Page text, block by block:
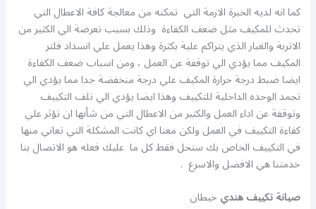
كما انه لديه الخبرة الازمة التي تمكنه من معالجة كافة الاعطال التي
تحدث للمكيف مثل ضعف الكفاءة وذلك بسبب تعرضة الي الكثير من
الاتربة والغبار الذي يتراكم علية بكثرة وهذا يعمل علي انسداد فلتر
المكيف مما يؤدي الي توقفة عن العمل ، ومن اسباب ضعف الكفاءة
ايضا ضبط درجة حرارة المكيف علي درجة منخفضة جدا مما يؤدي الي
تجمد الوحده الداخلية للتكييف وهذا ايضا يؤدي الي تلف التكييف
وتوقفة عن اداء العمل والكثير من الاعطال التي من شأنها ان تؤثر علي
كفاءة التكييف في العمل ولكن معنا اي كانت المشكلة التي تعاني منها
في التكييف الخاص بك ستحل فقط كل ما عليك فعله هو الاتصال بنا
خدمتنا هي الافضل والاسرع .
صيانة تكييف هنديخيطان